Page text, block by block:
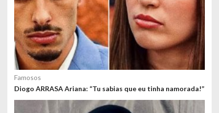
Famosos
Diogo ARRASA Ariana: “Tu sabias que eu tinha namorada!”